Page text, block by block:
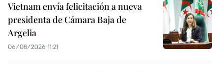
Vietnam envía felicitación a nueva
presidenta de Cámara Baja de
Argelia
06/08/2026 11:21